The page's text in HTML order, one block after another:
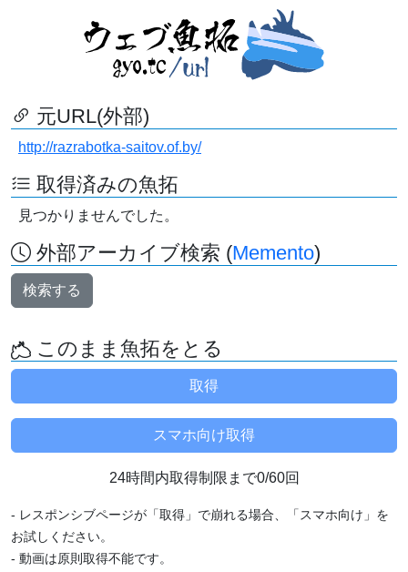
元URL(外部)
http://razrabotka-saitov.of.by/
取得済みの魚拓
見つかりませんでした。
外部アーカイブ検索 (Memento)
検索する
このまま魚拓をとる
24時間内取得制限まで0/60回
- レスポンシブページが「取得」で崩れる場合、「スマホ向け」を
お試しください。
- 動画は原則取得不能です。